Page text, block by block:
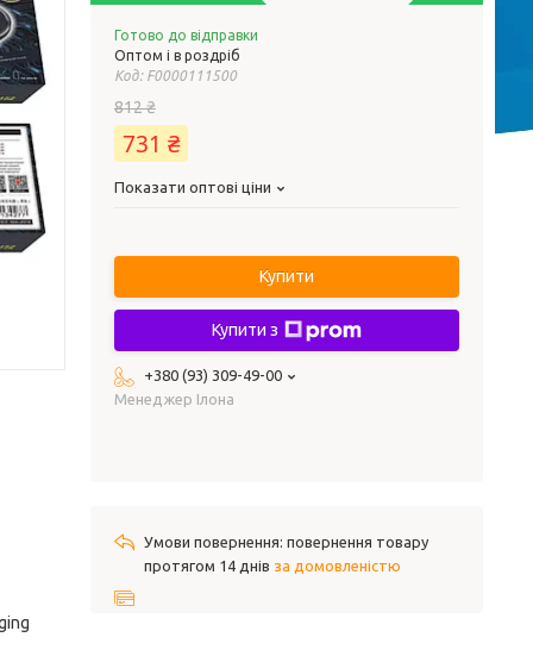
Готово до відправки
Оптом і в роздріб
Код: F0000111500
812 ₴
731 ₴
Показати оптові ціни
Купити
Купити з
+380 (93) 309-49-00
Менеджер Ілона
повернення товару
протягом 14 днів за домовленістю